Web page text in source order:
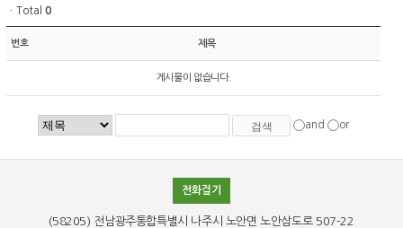
ㆍTotal 0
번호 제목
게시물이 없습니다.
and or
전화걸기
(58205) 전남광주통합특별시 나주시 노안면 노안삼도로 507-22